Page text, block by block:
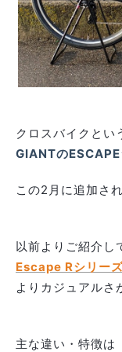
クロスバイクとい
GIANTの
この2月に追加さ
以前よりご紹介し
Escape Rシリー
よりカジュアルさ
主な違い・特徴は